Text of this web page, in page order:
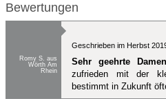
Bewertungen
Romy S. aus
Wörth Am
Rhein
Geschrieben im Herbst
Sehr geehrte
zufrieden mit der
bestimmt in Zukunft